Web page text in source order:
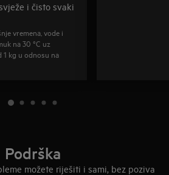
i čisto svaki
vremena, vode i
na 30 °C uz
1 kg u odnosu na
Podrška
možete riješiti i sami, bez poziva